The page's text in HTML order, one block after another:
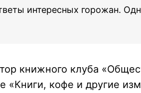
интересных горожан.
книжного клуба
«Книги, кофе и другие